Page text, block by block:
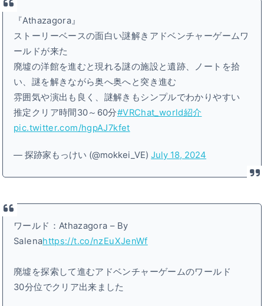
『Athazagora』
ストーリーベースの面白い謎解きアドベンチャーゲームワ
ールドが来た
廃墟の洋館を進むと現れる謎の施設と遺跡、ノートを拾
い、謎を解きながら奥へ奥へと突き進む
雰囲気や演出も良く、謎解きもシンプルでわかりやすい
推定クリア時間30～60分#VRChat_world紹介
pic.twitter.com/hgpAJ7kfet
— 探跡家もっけい (@mokkei_VE)July 18, 2024
ワールド：Athazagora – By
Salenahttps://t.co/nzEuXJenWf
廃墟を探索して進むアドベンチャーゲームのワールド
30分位でクリア出来ました